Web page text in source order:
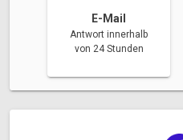
E-Mail
Antwort innerhalb
von 24 Stunden